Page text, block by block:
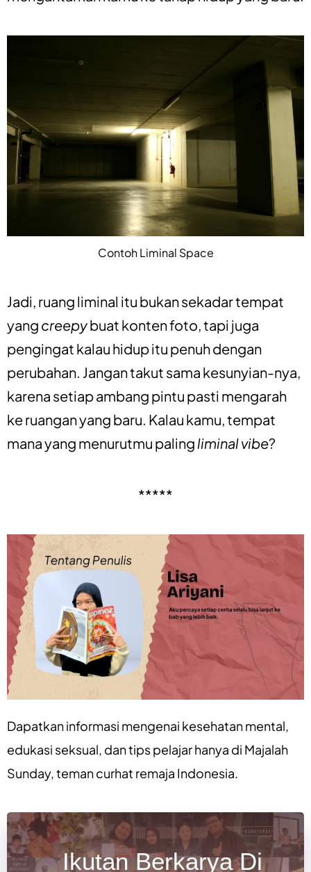
Contoh Liminal Space
Jadi, ruang liminal itu bukan sekadar tempat
yang creepybuat konten foto, tapi juga
pengingat kalau hidup itu penuh dengan
perubahan. Jangan takut sama kesunyian-nya,
karena setiap ambang pintu pasti mengarah
ke ruangan yang baru. Kalau kamu, tempat
mana yang menurutmu paling liminal vibe?
*****
Dapatkan informasi mengenai kesehatan mental,
edukasi seksual, dantips pelajarhanya di Majalah
Sunday, teman curhat remaja Indonesia.
Ikutan Berkarya Di